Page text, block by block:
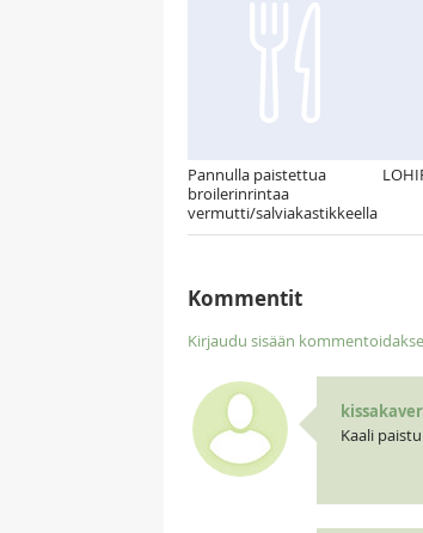
Pannulla paistettua
broilerinrintaa
vermutti/salviakastikkeella
Kommentit
Kirjaudu sisään
Kaali